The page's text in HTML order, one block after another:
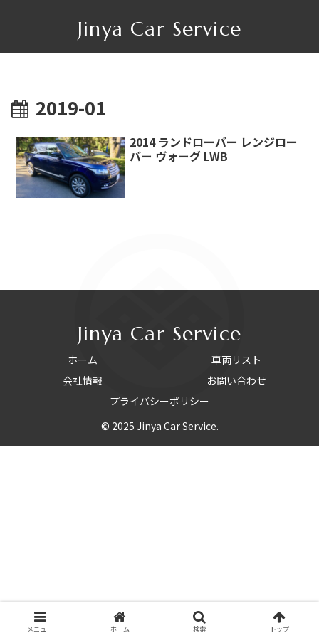
Jinya Car Service
2019-01
2014 ランドローバー レンジロー
バー ヴォーグ LWB
Jinya Car Service
ホーム
車両リスト
会社情報
お問い合わせ
プライバシーポリシー
© 2025 Jinya Car Service.
メニュー ホーム 検索 トップ